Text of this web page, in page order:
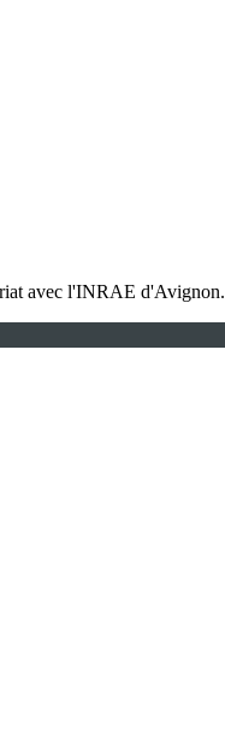
avec l'INRAE d'Avignon.